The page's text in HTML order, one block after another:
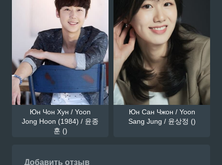
Юн Чон Хун / Yoon
Jong Hoon (1984) / 윤종
훈 ()
Юн Сан Чжон / Yoon
Sang Jung / 윤상정 ()
Добавить отзыв